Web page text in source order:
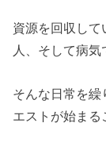
資源を回収して
人、そして病気
そんな日常を繰
エストが始まる